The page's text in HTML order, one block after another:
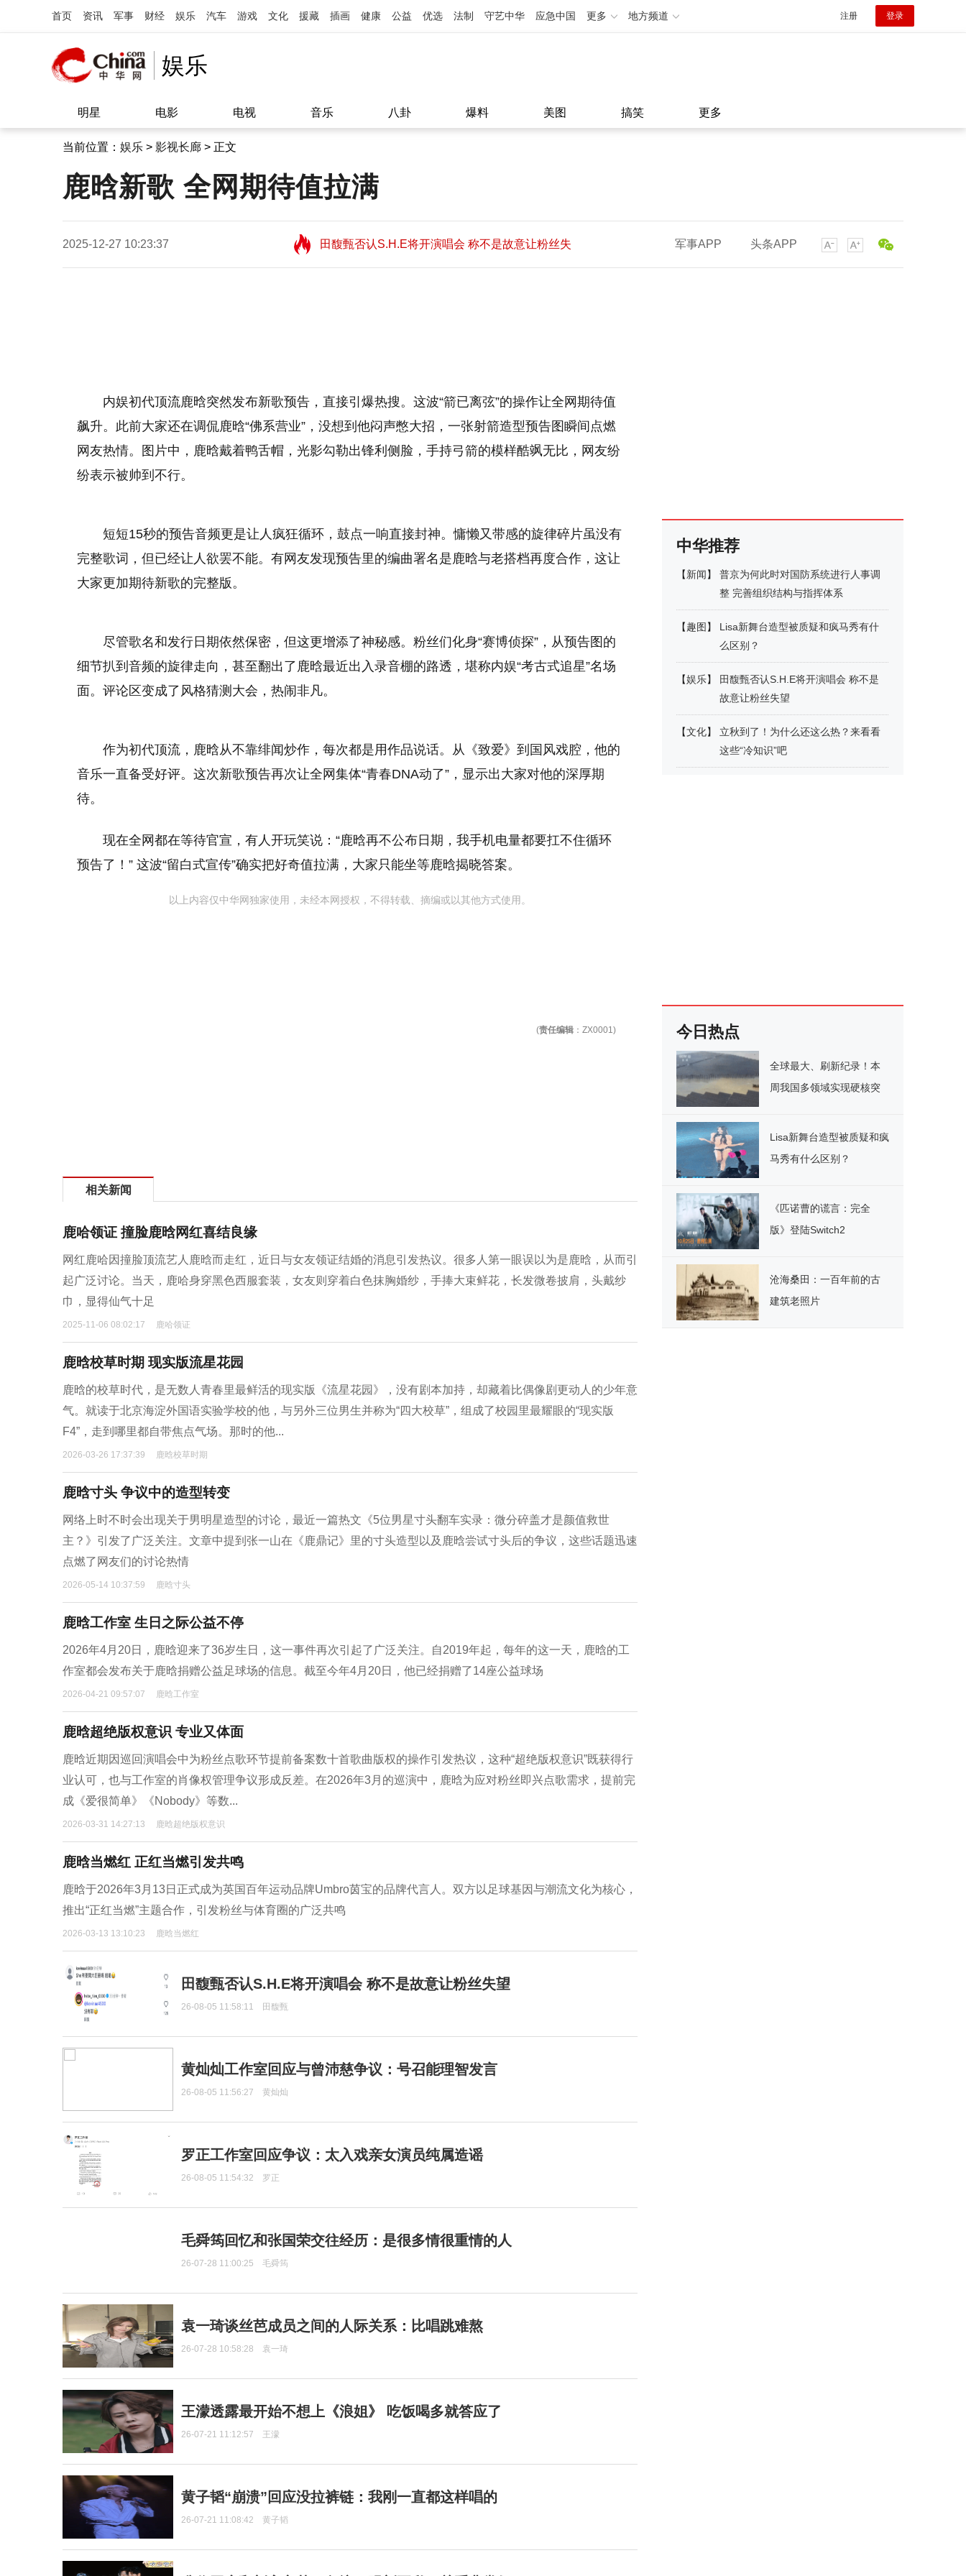
首页 资讯 军事 财经 娱乐 汽车 游戏 文化 援藏 插画 健康 公益 优选 法制 守艺中华 应急中国 更多 地方频道 注册 登录
娱乐
明星 电影 电视 音乐 八卦 爆料 美图 搞笑 更多
当前位置： 娱乐 > 影视长廊 > 正文
鹿晗新歌 全网期待值拉满
2025-12-27 10:23:37
田馥甄否认S.H.E将开演唱会 称不是故意让粉丝失
望11:08
田馥甄否认S.H.E将开演唱会 称不是故意让粉丝失
军事APP 头条APP
内娱初代顶流鹿晗突然发布新歌预告，直接引爆热搜。这波“箭已离弦”的操作让全网期待值
飙升。此前大家还在调侃鹿晗“佛系营业”，没想到他闷声憋大招，一张射箭造型预告图瞬间点燃
网友热情。图片中，鹿晗戴着鸭舌帽，光影勾勒出锋利侧脸，手持弓箭的模样酷飒无比，网友纷
纷表示被帅到不行。
短短15秒的预告音频更是让人疯狂循环，鼓点一响直接封神。慵懒又带感的旋律碎片虽没有
完整歌词，但已经让人欲罢不能。有网友发现预告里的编曲署名是鹿晗与老搭档再度合作，这让
大家更加期待新歌的完整版。
尽管歌名和发行日期依然保密，但这更增添了神秘感。粉丝们化身“赛博侦探”，从预告图的
细节扒到音频的旋律走向，甚至翻出了鹿晗最近出入录音棚的路透，堪称内娱“考古式追星”名场
面。评论区变成了风格猜测大会，热闹非凡。
作为初代顶流，鹿晗从不靠绯闻炒作，每次都是用作品说话。从《致爱》到国风戏腔，他的
音乐一直备受好评。这次新歌预告再次让全网集体“青春DNA动了”，显示出大家对他的深厚期
待。
现在全网都在等待官宣，有人开玩笑说：“鹿晗再不公布日期，我手机电量都要扛不住循环
预告了！” 这波“留白式宣传”确实把好奇值拉满，大家只能坐等鹿晗揭晓答案。
以上内容仅中华网独家使用，未经本网授权，不得转载、摘编或以其他方式使用。
(责任编辑 ：ZX0001)
相关新闻
鹿哈领证 撞脸鹿晗网红喜结良缘
网红鹿哈因撞脸顶流艺人鹿晗而走红，近日与女友领证结婚的消息引发热议。很多人第一眼误以为是鹿晗，从而引
起广泛讨论。当天，鹿哈身穿黑色西服套装，女友则穿着白色抹胸婚纱，手捧大束鲜花，长发微卷披肩，头戴纱
巾，显得仙气十足
2025-11-06 08:02:17 鹿哈领证
鹿晗校草时期 现实版流星花园
鹿晗的校草时代，是无数人青春里最鲜活的现实版《流星花园》，没有剧本加持，却藏着比偶像剧更动人的少年意
气。就读于北京海淀外国语实验学校的他，与另外三位男生并称为“四大校草”，组成了校园里最耀眼的“现实版
F4”，走到哪里都自带焦点气场。那时的他...
2026-03-26 17:37:39 鹿晗校草时期
鹿晗寸头 争议中的造型转变
网络上时不时会出现关于男明星造型的讨论，最近一篇热文《5位男星寸头翻车实录：微分碎盖才是颜值救世
主？》引发了广泛关注。文章中提到张一山在《鹿鼎记》里的寸头造型以及鹿晗尝试寸头后的争议，这些话题迅速
点燃了网友们的讨论热情
2026-05-14 10:37:59 鹿晗寸头
鹿晗工作室 生日之际公益不停
2026年4月20日，鹿晗迎来了36岁生日，这一事件再次引起了广泛关注。自2019年起，每年的这一天，鹿晗的工
作室都会发布关于鹿晗捐赠公益足球场的信息。截至今年4月20日，他已经捐赠了14座公益球场
2026-04-21 09:57:07 鹿晗工作室
鹿晗超绝版权意识 专业又体面
鹿晗近期因巡回演唱会中为粉丝点歌环节提前备案数十首歌曲版权的操作引发热议，这种“超绝版权意识”既获得行
业认可，也与工作室的肖像权管理争议形成反差。在2026年3月的巡演中，鹿晗为应对粉丝即兴点歌需求，提前完
成《爱很简单》《Nobody》等数...
2026-03-31 14:27:13 鹿晗超绝版权意识
鹿晗当燃红 正红当燃引发共鸣
鹿晗于2026年3月13日正式成为英国百年运动品牌Umbro茵宝的品牌代言人。双方以足球基因与潮流文化为核心，
推出“正红当燃”主题合作，引发粉丝与体育圈的广泛共鸣
2026-03-13 13:10:23 鹿晗当燃红
田馥甄否认S.H.E将开演唱会 称不是故意让粉丝失望
26-08-05 11:58:11 田馥甄
黄灿灿工作室回应与曾沛慈争议：号召能理智发言
26-08-05 11:56:27 黄灿灿
罗正工作室回应争议：太入戏亲女演员纯属造谣
26-08-05 11:54:32 罗正
毛舜筠回忆和张国荣交往经历：是很多情很重情的人
26-07-28 11:00:25 毛舜筠
袁一琦谈丝芭成员之间的人际关系：比唱跳难熬
26-07-28 10:58:28 袁一琦
王濛透露最开始不想上《浪姐》 吃饭喝多就答应了
26-07-21 11:12:57 王濛
黄子韬“崩溃”回应没拉裤链：我刚一直都这样唱的
26-07-21 11:08:42 黄子韬
中华推荐
【新闻】
普京为何此时对国防系统进行人事调
整 完善组织结构与指挥体系
【趣图 】
Lisa新舞台造型被质疑和疯马秀有什
么区别？
【娱乐】
田馥甄否认S.H.E将开演唱会 称不是
故意让粉丝失望
【文化】
立秋到了！为什么还这么热？来看看
这些“冷知识”吧
今日热点
全球最大、刷新纪录！本
周我国多领域实现硬核突
Lisa新舞台造型被质疑和疯
马秀有什么区别？
《匹诺曹的谎言：完全
版》登陆Switch2
沧海桑田：一百年前的古
建筑老照片